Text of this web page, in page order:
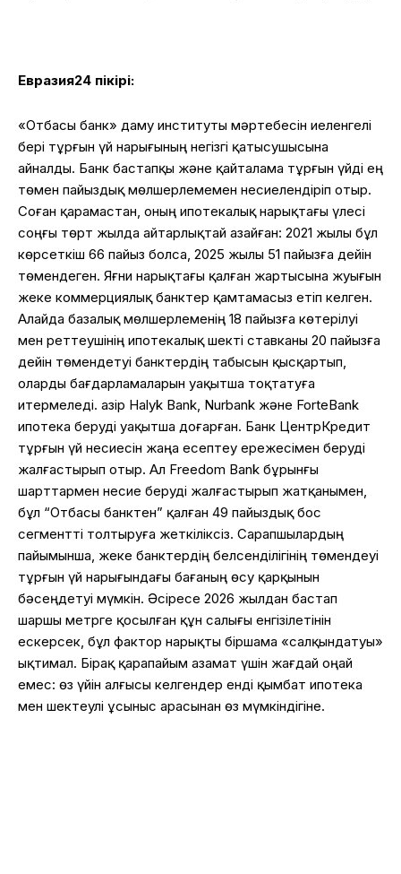
Евразия24 пікірі:
«Отбасы банк» даму институты мәртебесін иеленгелі
бері тұрғын үй нарығының негізгі қатысушысына
айналды. Банк бастапқы және қайталама тұрғын үйді ең
төмен пайыздық мөлшерлемемен несиелендіріп отыр.
Соған қарамастан, оның ипотекалық нарықтағы үлесі
соңғы төрт жылда айтарлықтай азайған: 2021 жылы бұл
көрсеткіш 66 пайыз болса, 2025 жылы 51 пайызға дейін
төмендеген. Яғни нарықтағы қалған жартысына жуығын
жеке коммерциялық банктер қамтамасыз етіп келген.
Алайда базалық мөлшерлеменің 18 пайызға көтерілуі
мен реттеушінің ипотекалық шекті ставканы 20 пайызға
дейін төмендетуі банктердің табысын қысқартып,
оларды бағдарламаларын уақытша тоқтатуға
итермеледі. Қазір Halyk Bank, Nurbank және ForteBank
ипотека беруді уақытша доғарған. Банк ЦентрКредит
тұрғын үй несиесін жаңа есептеу ережесімен беруді
жалғастырып отыр. Ал Freedom Bank бұрынғы
шарттармен несие беруді жалғастырып жатқанымен,
бұл “Отбасы банктен” қалған 49 пайыздық бос
сегментті толтыруға жеткіліксіз. Сарапшылардың
пайымынша, жеке банктердің белсенділігінің төмендеуі
тұрғын үй нарығындағы бағаның өсу қарқынын
бәсеңдетуі мүмкін. Әсіресе 2026 жылдан бастап
шаршы метрге қосылған құн салығы енгізілетінін
ескерсек, бұл фактор нарықты біршама «салқындатуы»
ықтимал. Бірақ қарапайым азамат үшін жағдай оңай
емес: өз үйін алғысы келгендер енді қымбат ипотека
мен шектеулі ұсыныс арасынан өз мүмкіндігіне.